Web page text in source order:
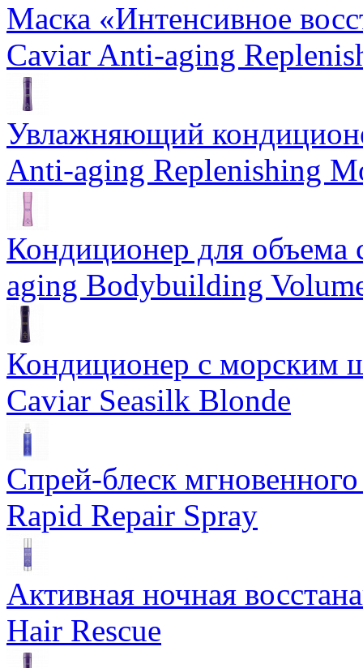
Маска «Интенсивное
Caviar Anti-aging
Увлажняющий
Anti-aging Replenishing
Кондиционер для
aging Bodybuilding
Кондиционер с морским
Caviar Seasilk Blonde
Спрей-блеск
Rapid Repair Spray
Активная ночная
Hair Rescue